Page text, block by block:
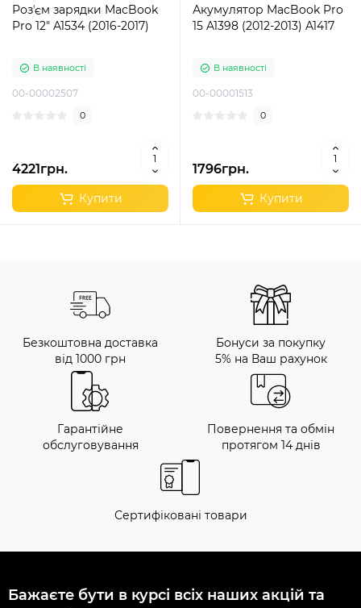
Розʼєм зарядки MacBook
Pro 12" A1534 (2016-2017)
В наявності
00-00002507
0
4221грн.
Купити
Акумулятор MacBook Pro
15 A1398 (2012-2013) A1417
В наявності
00-00001513
0
1796грн.
Купити
Безкоштовна доставка
від 1000 грн
Бонуси за покупку
5% на Ваш рахунок
Гарантійне
обслуговування
Повернення та обмін
протягом 14 днів
Сертифіковані товари
Бажаєте бути в курсі всіх наших акцій та